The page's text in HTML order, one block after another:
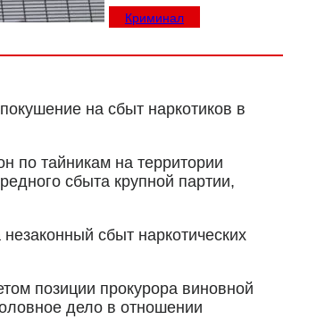
Криминал
на сбыт наркотиков в
по тайникам на территории
сбыта крупной партии,
сбыт наркотических
позиции прокурора виновной
дело в отношении